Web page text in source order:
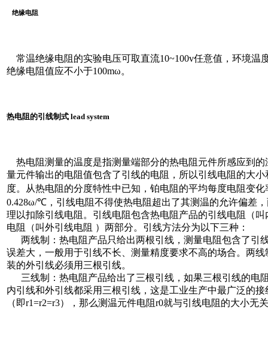
绝缘电阻
常温绝缘电阻的实验电压可取直流10~100v任意值，环境温
绝缘电阻值应不小于100mω。
热电阻的引线制式 lead system
热电阻测量的温度是指测量端部分的热电阻元件所感应到
量元件输出的电阻值包含了引线的电阻，所以引线电阻的大
度。从热电阻的分度特性中已知，铂电阻的平均每度电阻变
0.428ω/℃，引线电阻不得使热电阻超出了其测温的允许偏差
理以扣除引线电阻。引线电阻包含热电阻产品的引线电阻（
电阻（叫外引线电阻 ）两部分。引线方法分为以下三种：
两线制：热电阻产品只给出两根引线，测量电阻包含了引
误差大，一般用于引线不长、测量精度要求不高的场合。两
装的外引线必须用三根引线。
三线制：热电阻产品给出了三根引线，如果三根引线的电
内引线和外引线都采用三根引线，这是工业生产中最广泛的
（即r1=r2=r3），那么测温元件电阻r0就与引线电阻的大小无